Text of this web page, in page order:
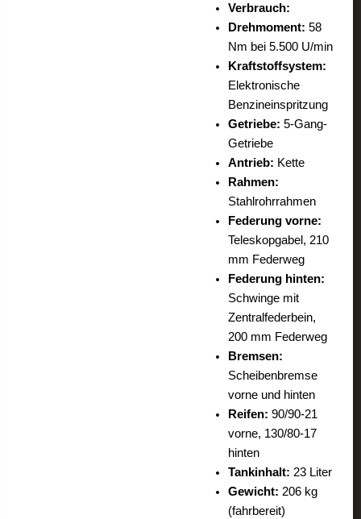
Verbrauch:
Drehmoment: 58
Nm bei 5.500 U/min
Kraftstoffsystem:
Elektronische
Benzineinspritzung
Getriebe: 5-Gang-
Getriebe
Antrieb: Kette
Rahmen:
Stahlrohrrahmen
Federung vorne:
Teleskopgabel, 210
mm Federweg
Federung hinten:
Schwinge mit
Zentralfederbein,
200 mm Federweg
Bremsen:
Scheibenbremse
vorne und hinten
Reifen: 90/90-21
vorne, 130/80-17
hinten
Tankinhalt: 23 Liter
Gewicht: 206 kg
(fahrbereit)